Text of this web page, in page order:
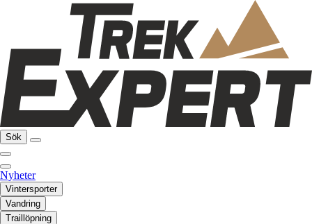
Sök
Nyheter
Vintersporter
Vandring
Traillöpning